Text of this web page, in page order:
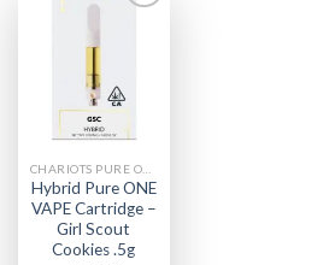
wishlist
Hybrid Pure ONE
VAPE Cartridge –
Girl Scout
Cookies .5g